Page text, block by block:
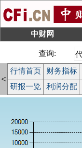
中财网
查询:
<
行情首页 财务指标
研报一览
利润分配